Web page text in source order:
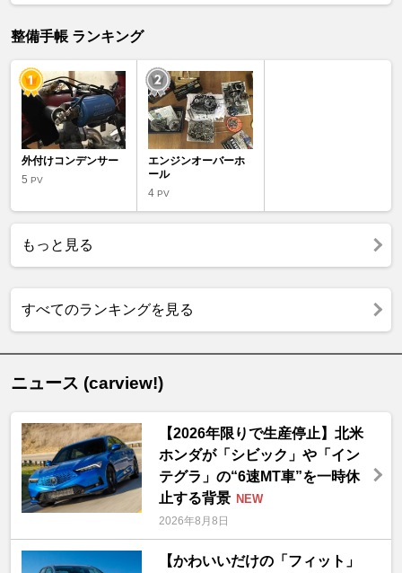
整備手帳 ランキング
外付けコンデンサー
5 PV
エンジンオーバーホ
ール
4PV
もっと見る
すべてのランキングを見る
ニュース (carview!)
【2026年限りで生産停止】北米
ホンダが「シビック」や「イン
テグラ」の“6速MT車”を一時休
止する背景 NEW
2026年8月8日
【かわいいだけの「フィット」